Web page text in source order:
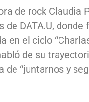
de rock Claudia
de DATA.U, donde
en el ciclo
de su
de “juntarnos y